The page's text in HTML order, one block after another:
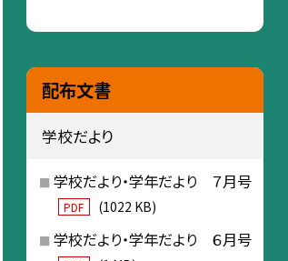
配布文書
学校だより
学校だより・学年だより ７月号
PDF (1022 KB)
学校だより・学年だより ６月号